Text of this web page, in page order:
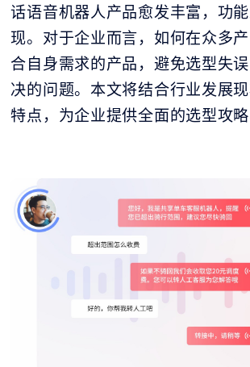
话语音机器人产品愈发丰富，功
现。对于企业而言，如何在众多
合自身需求的产品，避免选型失
决的问题。本文将结合行业发展
特点，为企业提供全面的选型攻略